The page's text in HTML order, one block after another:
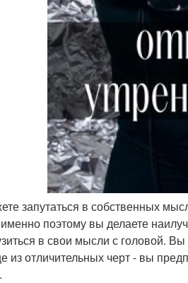
запутаться в собственных
поэтому вы делаете
в свои мысли с головой.
отличительных черт - вы